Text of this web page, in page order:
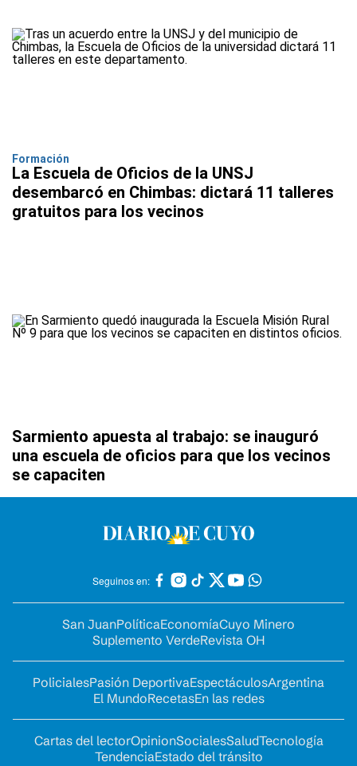
Formación
La Escuela de Oficios de la UNSJ
desembarcó en Chimbas: dictará 11 talleres
gratuitos para los vecinos
Sarmiento apuesta al trabajo: se inauguró
una escuela de oficios para que los vecinos
se capaciten
Seguinos en:
San JuanPolíticaEconomíaCuyo Minero
Suplemento VerdeRevista OH
PolicialesPasión DeportivaEspectáculosArgentina
El MundoRecetasEn las redes
Cartas del lectorOpinionSocialesSaludTecnología
TendenciaEstado del tránsito